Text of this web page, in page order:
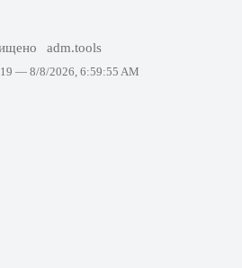
adm.tools
— 8/8/2026, 6:59:55 AM